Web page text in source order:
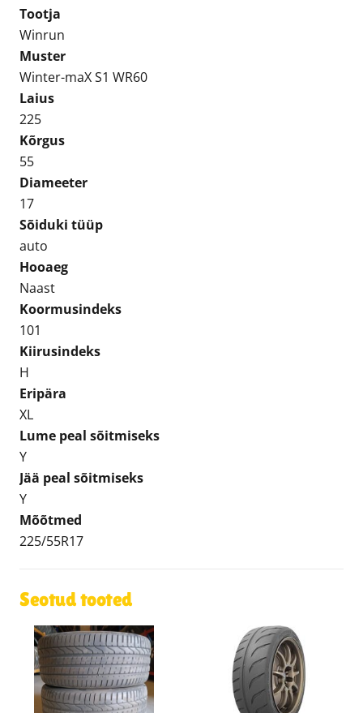
S1
WR60
225/55R17
Naast
kogus
Tootja
Winrun
Muster
Winter-maX S1 WR60
Laius
225
Kõrgus
55
Diameeter
17
Sõiduki tüüp
auto
Hooaeg
Naast
Koormusindeks
101
Kiirusindeks
H
Eripära
XL
Lume peal sõitmiseks
Y
Jää peal sõitmiseks
Y
Mõõtmed
225/55R17
Seotud tooted